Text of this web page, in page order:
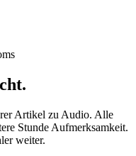
Artikel zu Audio. Alle
Stunde Aufmerksamkeit.
weiter.